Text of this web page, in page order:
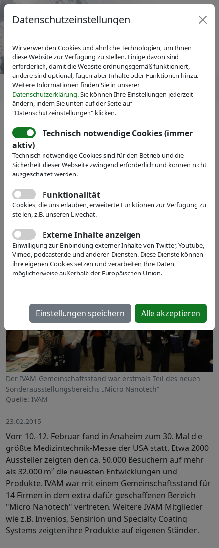
IVAM Fachverband für Mikrotechnik
Pressemitteilungen
Erfolgreiche Medizintechnik-
Messe: IVAM-
Gemeinschaftsstand auf der
MD&M West wächst weiter
Der IVAM-Gemeinschaftsstand war erstmals Teil des neuen
Sonderausstellungsbereichs „Micro Nanotech“
Quelle: IVAM
23.02.2015
Vom 10.-12. Februar fand in Anaheim zum 30. Mal die
größte Medizintechnik-Messe der USA statt. Etwa 2000
Aussteller zeigten den ca. 50.000 Besuchern auf mehr
als 32.000 m² die neuesten Entwicklungen und
Produkte. IVAM war mit einem Gemeinschaftsstand für
14 Firmen in dem extra dafür geschaffenen Bereich
"Micro Nanotech" vertreten. Weitere IVAM Mitglieder
wie z.B. Invenios, Sensirion und Specialty Coating
Systems zeigten ihre Produkte auf eigenen Ständen.
Datenschutzeinstellungen
Wir verwenden Cookies und ähnliche Technologien, um Ihnen
diese Website zur Verfügung zu stellen. Einige davon sind
erforderlich, damit die Website ordnungsgemäß funktioniert,
andere sind optional, fügen aber Inhalte oder Funktionen hinzu.
Weitere Informationen finden Sie in unserer
Datenschutzerklärung. Sie können Ihre Einstellungen jederzeit
ändern, indem Sie unten auf der Seite auf
"Datenschutzeinstellungen" klicken.
Technisch notwendige Cookies (immer
aktiv)
Technisch notwendige Cookies sind für den Betrieb und die
Sicherheit dieser Webseite zwingend erforderlich und können nicht
ausgeschaltet werden.
Funktionalität
Cookies, die uns erlauben, erweiterte Funktionen zur Verfügung zu
stellen, z.B. unseren Livechat.
Externe Inhalte anzeigen
Einwilligung zur Einbindung externer Inhalte von Twitter, Youtube,
Vimeo, podcaster.de und anderen Diensten. Diese Dienste können
ihre eigenen Cookies setzen und verarbeiten Ihre Daten
möglicherweise außerhalb der Europäischen Union.
Einstellungen speichern Alle akzeptieren